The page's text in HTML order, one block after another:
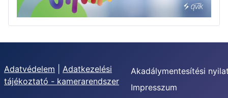
Adatvédelem
Adatkezelési
tájékoztató - kamerarendszer
Akadálymentesítési
Impresszum